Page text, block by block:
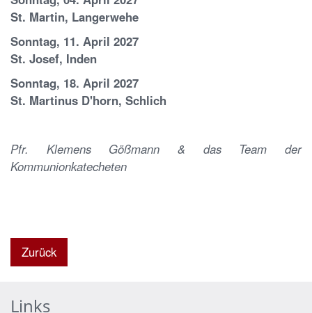
St. Martin, Langerwehe
Sonntag, 11. April 2027
St. Josef, Inden
Sonntag, 18. April 2027
St. Martinus D'horn, Schlich
Pfr. Klemens Gößmann & das Team der
Kommunionkatecheten
Zurück
Links